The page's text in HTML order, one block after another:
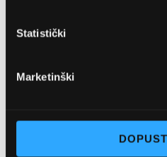
Statistički
Marketinški